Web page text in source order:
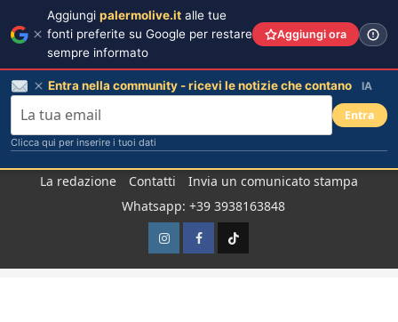
La redazione Contatti
Invia un comunicato stampa
Whatsapp: +39 3938163848
InstagramFacebook
TikTok
Aggiungi palermolive.it alle tue
fonti preferite su Google per restare
sempre informato
Aggiungi ora
Entra nella community - ricevi le notizie che contano IA
Entra
Clicca qui per inserire i tuoi dati